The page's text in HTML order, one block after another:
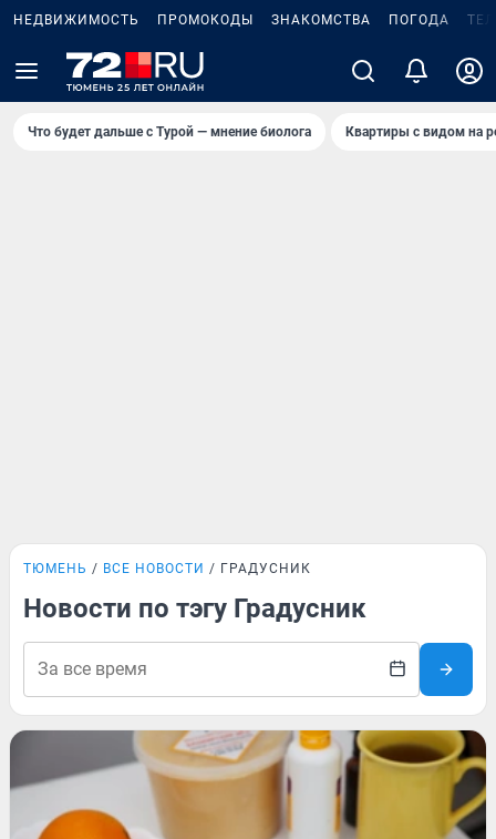
НЕДВИЖИМОСТЬ ПРОМОКОДЫ ЗНАКОМСТВА ПОГОДА
Что будет дальше с Турой — мнение биолога Квартиры с видом на
ТЮМЕНЬ ВСЕ НОВОСТИ ГРАДУСНИК
Новости по тэгу Градусник